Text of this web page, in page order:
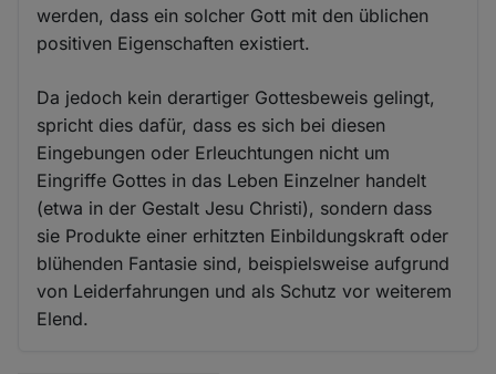
werden, dass ein solcher Gott mit den üblichen
positiven Eigenschaften existiert.
Da jedoch kein derartiger Gottesbeweis gelingt,
spricht dies dafür, dass es sich bei diesen
Eingebungen oder Erleuchtungen nicht um
Eingriffe Gottes in das Leben Einzelner handelt
(etwa in der Gestalt Jesu Christi), sondern dass
sie Produkte einer erhitzten Einbildungskraft oder
blühenden Fantasie sind, beispielsweise aufgrund
von Leiderfahrungen und als Schutz vor weiterem
Elend.